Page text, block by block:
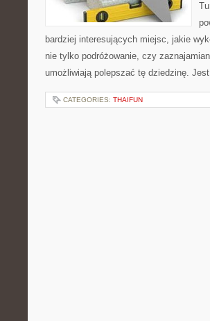
bardziej interesujących miejsc, jakie
nie tylko podróżowanie, czy
umożliwiają polepszać tę dziedzinę.
CATEGORIES: THAIFUN